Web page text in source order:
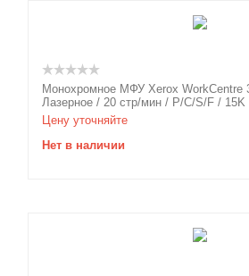
Монохромное МФУ Xerox WorkCentre
Лазерное / 20 стр/мин / P/C/S/F /
Цену уточняйте
Нет в наличии